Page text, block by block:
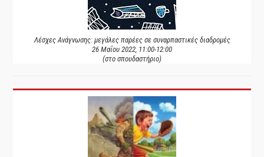
Λέσχες Ανάγνωσης: μεγάλες παρέες σε συναρπαστικές διαδρομές
26 Μαΐου 2022, 11:00-12:00
(στο σπουδαστήριο)